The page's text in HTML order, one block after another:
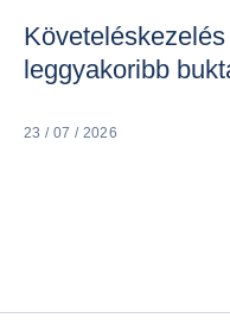
leggyakoribb
23 / 07 / 2026